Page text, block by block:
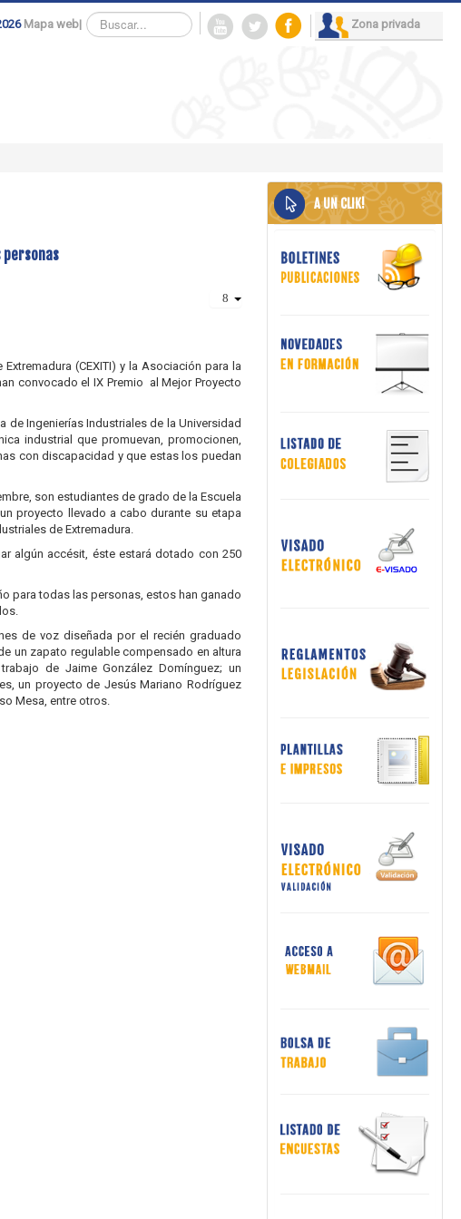
Mapa web| Buscar... Zona privada
personas
(CEXITI) y la Asociación para la
convocado el IX Premio al Mejor Proyecto
Ingenierías Industriales de la Universidad
industrial que promuevan, promocionen,
con discapacidad y que estas los puedan
son estudiantes de grado de la Escuela
proyecto llevado a cabo durante su etapa
de Extremadura.
algún accésit, éste estará dotado con 250
para todas las personas, estos han ganado
de voz diseñada por el recién graduado
un zapato regulable compensado en altura
de Jaime González Domínguez; un
un proyecto de Jesús Mariano Rodríguez
Mesa, entre otros.
A UN CLIK!